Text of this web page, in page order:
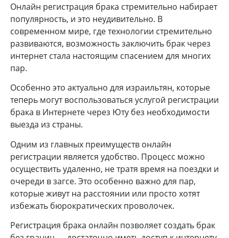
Онлайн регистрация брака стремительно набирает
популярность, и это неудивительно. В
современном мире, где технологии стремительно
развиваются, возможность заключить брак через
интернет стала настоящим спасением для многих
пар.
Особенно это актуально для израильтян, которые
теперь могут воспользоваться услугой регистрации
брака в Интернете через Юту без необходимости
выезда из страны.
Одним из главных преимуществ онлайн
регистрации является удобство. Процесс можно
осуществить удаленно, не тратя время на поездки и
очереди в загсе. Это особенно важно для пар,
которые живут на расстоянии или просто хотят
избежать бюрократических проволочек.
Регистрация брака онлайн позволяет создать брак